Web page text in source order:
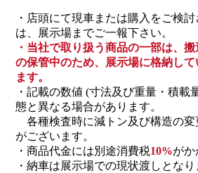
・店頭にて現車または購入をご検
は、展示場までご一報下さい。
・当社で取り扱う商品の一部は、
の保管中のため、展示場に格納し
ます。
・記載の数値 (寸法及び重量・積載
態と異なる場合があります。
各種検査時に減トン及び構造の変
がございます。
・商品代金には別途消費税10%がか
・納車は展示場での現状渡しとな